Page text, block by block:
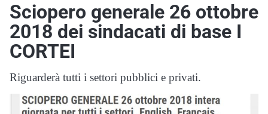
Sciopero generale 26 ottobre
2018 dei sindacati di base I
CORTEI
Riguarderà tutti i settori pubblici e privati.